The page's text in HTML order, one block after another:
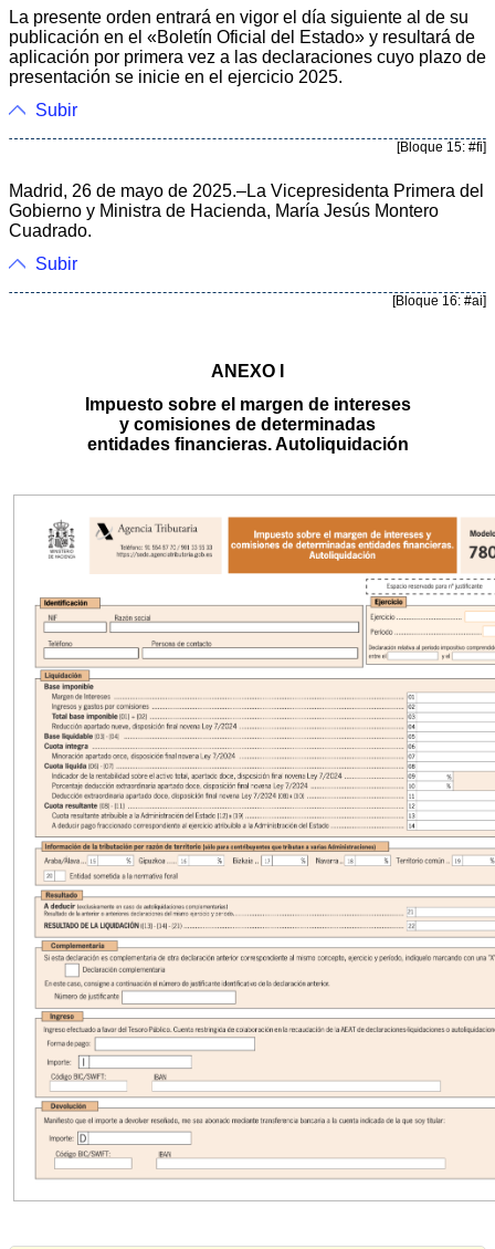
La presente orden entrará en vigor el día siguiente al de su
publicación en el «Boletín Oficial del Estado» y resultará de
aplicación por primera vez a las declaraciones cuyo plazo de
presentación se inicie en el ejercicio 2025.
Subir
[Bloque 15: #fi]
Madrid, 26 de mayo de 2025.–La Vicepresidenta Primera del
Gobierno y Ministra de Hacienda, María Jesús Montero
Cuadrado.
Subir
[Bloque 16: #ai]
ANEXO I
Impuesto sobre el margen de intereses
y comisiones de determinadas
entidades financieras. Autoliquidación